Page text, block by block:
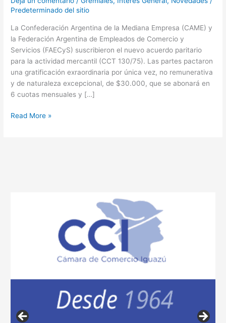
Predeterminado del sitio
La Confederación Argentina de la Mediana Empresa (CAME) y
la Federación Argentina de Empleados de Comercio y
Servicios (FAECyS) suscribieron el nuevo acuerdo paritario
para la actividad mercantil (CCT 130/75). Las partes pactaron
una gratificación exraordinaria por única vez, no remunerativa
y de naturaleza excepcional, de $30.000, que se abonará en
6 cuotas mensuales y […]
Read More »